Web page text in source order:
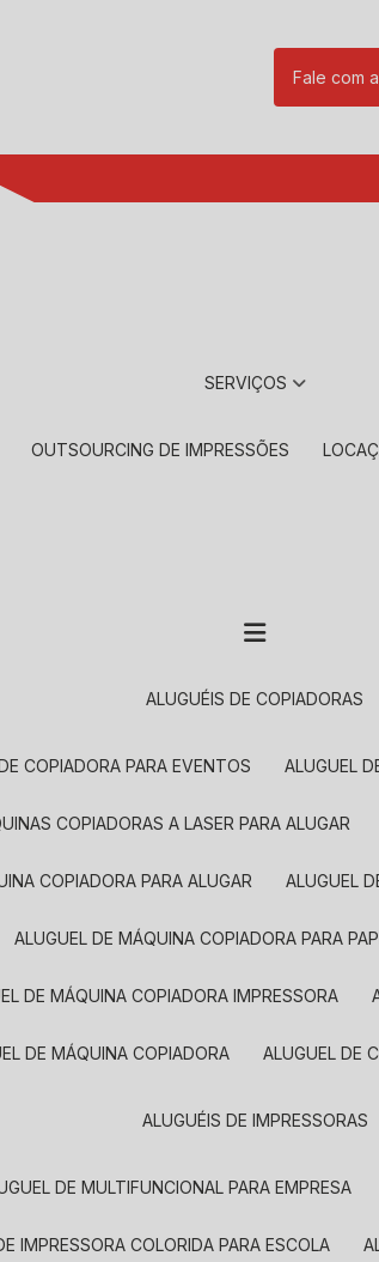
Fale com
SERVIÇOS
OUTSOURCING DE IMPRESSÕES
ALUGUÉIS DE COPIADORAS
DE COPIADORA PARA EVENTOS ALUGUEL
COPIADORAS A LASER PARA ALUGAR
COPIADORA PARA ALUGAR ALUGUEL
ALUGUEL DE MÁQUINA COPIADORA PARA
DE MÁQUINA COPIADORA IMPRESSORA
DE MÁQUINA COPIADORA ALUGUEL DE
ALUGUÉIS DE IMPRESSORAS
DE MULTIFUNCIONAL PARA EMPRESA
IMPRESSORA COLORIDA PARA ESCOLA